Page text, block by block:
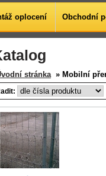
oplocení Obchodní
stránka» Mobilní